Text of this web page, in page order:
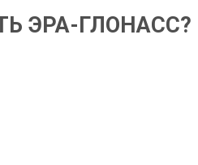
ЭРА-ГЛОНАСС?